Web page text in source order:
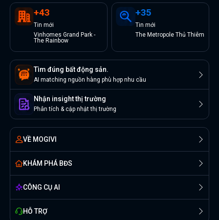
+43
Tin mới
Vinhomes Grand Park -
The Rainbow
+35
Tin mới
The Metropole Thủ Thiêm
Tìm đúng bất động sản.
AI matching nguồn hàng phù hợp nhu cầu
Nhận insight thị trường
Phân tích & cập nhật thị trường
VỀ MOGIVI
KHÁM PHÁ BĐS
CÔNG CỤ AI
HỖ TRỢ